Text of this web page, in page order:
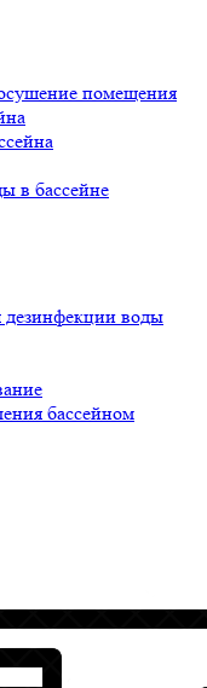
помещения
в бассейне
дезинфекции воды
бассейном